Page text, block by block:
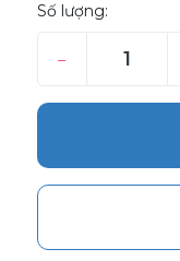
Số lượng:
–